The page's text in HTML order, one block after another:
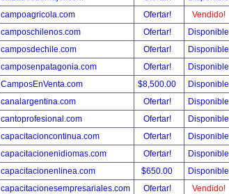
campoagricola.com
Ofertar!
Vendido!
camposchilenos.com
Ofertar!
Disponible
camposdechile.com
Ofertar!
Disponible
camposenpatagonia.com
Ofertar!
Disponible
CamposEnVenta.com
$8,500.00
Disponible
canalargentina.com
Ofertar!
Disponible
cantoprofesional.com
Ofertar!
Disponible
capacitacioncontinua.com
Ofertar!
Disponible
capacitacionenidiomas.com
Ofertar!
Disponible
capacitacionenlinea.com
$650.00
Disponible
capacitacionesempresariales.com
Ofertar!
Vendido!